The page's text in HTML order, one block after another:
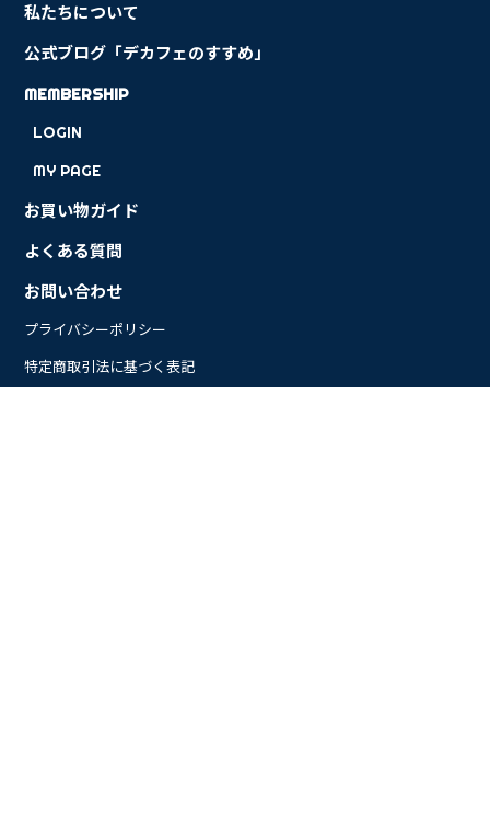
私たちについて
公式ブログ「デカフェのすすめ」
MEMBERSHIP
LOGIN
MY PAGE
お買い物ガイド
よくある質問
お問い合わせ
プライバシーポリシー
特定商取引法に基づく表記